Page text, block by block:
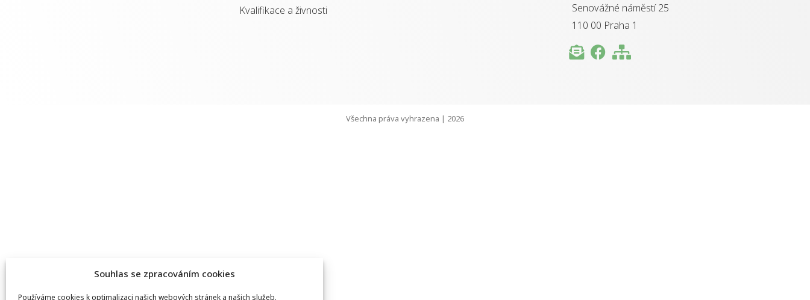
Souhlas se zpracováním cookies
Používáme cookies k optimalizaci našich webových stránek a našich služeb.
Kvalifikace a živnosti
Senovážné náměstí 25
110 00 Praha 1
Všechna práva vyhrazena | 2026